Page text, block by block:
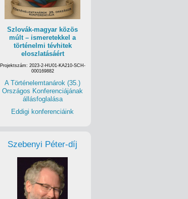
Szlovák-magyar közös
múlt – ismeretekkel a
történelmi tévhitek
eloszlatásáért
Projektszám: 2023-2-HU01-KA210-SCH-
000169882
A Történelemtanárok (35.)
Országos Konferenciájának
állásfoglalása
Eddigi konferenciáink
Szebenyi Péter-díj